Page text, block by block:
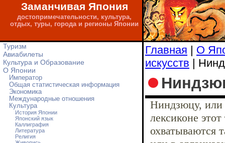
Заманчивая Япония
достопримечательности, культура,
отдых, туры, города и регионы Японии
Туризм
Авиабилеты
Культура и Образование
О Японии
Император
Общая статистическая информация
Экономика
Международные отношения
Культура
История Японии
Японский язык
Каллиграфия
Литература
Религия
Главная | О
искусств |
Ниндзюцу, или
лексиконе
охватываются